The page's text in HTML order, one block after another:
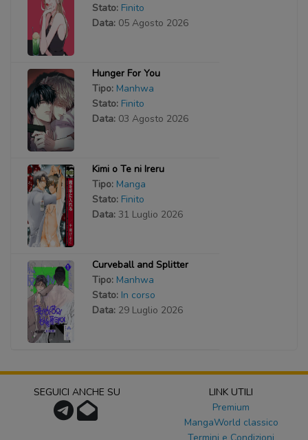
Stato: Finito
Data: 05 Agosto 2026
Hunger For You
Tipo: Manhwa
Stato: Finito
Data: 03 Agosto 2026
Kimi o Te ni Ireru
Tipo: Manga
Stato: Finito
Data: 31 Luglio 2026
Curveball and Splitter
Tipo: Manhwa
Stato: In corso
Data: 29 Luglio 2026
SEGUICI ANCHE SU
LINK UTILI
Premium
MangaWorld classico